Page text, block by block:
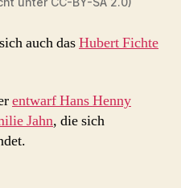
auch dasHubert Fichte
entwarf Hans Henny
Jahn, die sich